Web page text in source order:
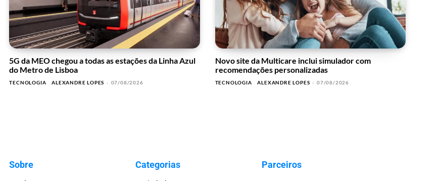
5G da MEO chegou a todas as estações da Linha Azul
do Metro de Lisboa
TECNOLOGIA ALEXANDRE LOPES - 07/08/2026
Novo site da Multicare inclui simulador com
recomendações personalizadas
TECNOLOGIA ALEXANDRE LOPES - 07/08/2026
Sobre Categorias Parceiros